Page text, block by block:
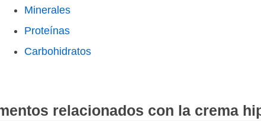
Minerales
Proteínas
Carbohidratos
relacionados con la crema